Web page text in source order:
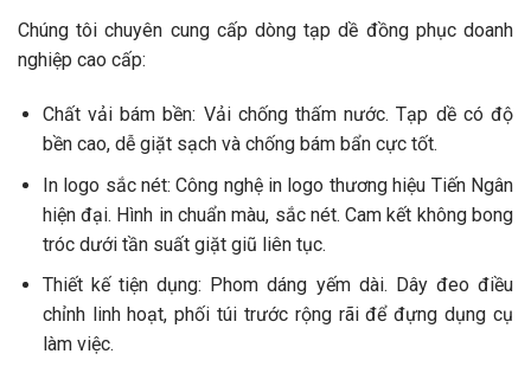
Chúng tôi chuyên cung cấp dòng tạp dề đồng phục doanh
nghiệp cao cấp:
Chất vải bám bền: Vải chống thấm nước. Tạp dề có độ
bền cao, dễ giặt sạch và chống bám bẩn cực tốt.
In logo sắc nét: Công nghệ in logo thương hiệu Tiến Ngân
hiện đại. Hình in chuẩn màu, sắc nét. Cam kết không bong
tróc dưới tần suất giặt giũ liên tục.
Thiết kế tiện dụng: Phom dáng yếm dài. Dây đeo điều
chỉnh linh hoạt, phối túi trước rộng rãi để đựng dụng cụ
làm việc.